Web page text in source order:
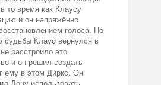
то время как Клаусу
и он напряжённо
голоса. Но
судьбы Клаус вернулся в
расстроило это
и он решил создать
ему в этом Диркс. Он